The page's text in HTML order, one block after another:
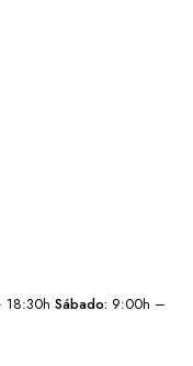
Sábado: 9:00h –